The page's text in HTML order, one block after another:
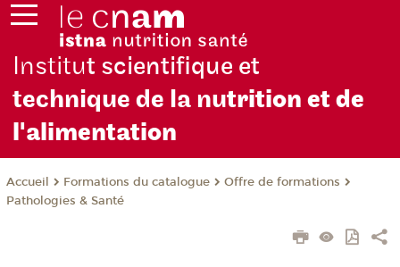
Institut scientifique et
technique de la nutrition et de
l'alimentation
Accueil Formations du catalogue
Offre de formations
Pathologies & Santé